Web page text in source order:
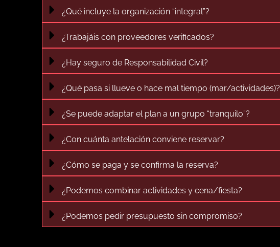
¿Qué incluye la organización “integral”?
¿Trabajáis con proveedores verificados?
¿Hay seguro de Responsabilidad Civil?
¿Qué pasa si llueve o hace mal tiempo (mar/actividades)?
¿Se puede adaptar el plan a un grupo “tranquilo”?
¿Con cuánta antelación conviene reservar?
¿Cómo se paga y se confirma la reserva?
¿Podemos combinar actividades y cena/fiesta?
¿Podemos pedir presupuesto sin compromiso?